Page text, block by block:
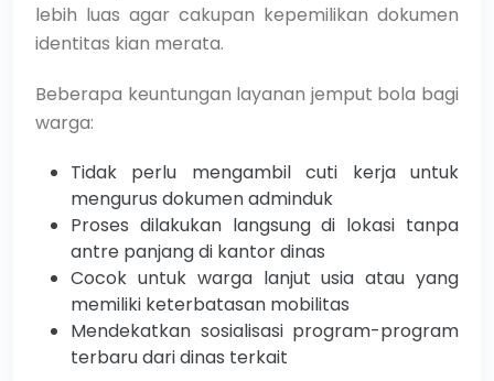
lebih luas agar cakupan kepemilikan dokumen
identitas kian merata.
Beberapa keuntungan layanan jemput bola bagi
warga:
Tidak perlu mengambil cuti kerja untuk
mengurus dokumen adminduk
Proses dilakukan langsung di lokasi tanpa
antre panjang di kantor dinas
Cocok untuk warga lanjut usia atau yang
memiliki keterbatasan mobilitas
Mendekatkan sosialisasi program-program
terbaru dari dinas terkait